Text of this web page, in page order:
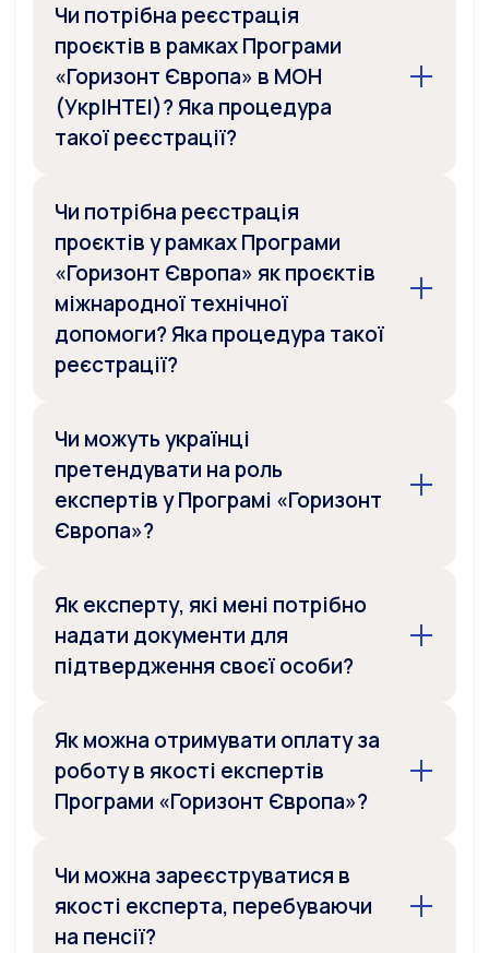
Чи потрібна реєстрація
проєктів в рамках Програми
«Горизонт Європа» в МОН
(УкрІНТЕІ)? Яка процедура
такої реєстрації?
Чи потрібна реєстрація
проєктів у рамках Програми
«Горизонт Європа» як проєктів
міжнародної технічної
допомоги? Яка процедура такої
реєстрації?
Чи можуть українці
претендувати на роль
експертів у Програмі «Горизонт
Європа»?
Як експерту, які мені потрібно
надати документи для
підтвердження своєї особи?
Як можна отримувати оплату за
роботу в якості експертів
Програми «Горизонт Європа»?
Чи можна зареєструватися в
якості експерта, перебуваючи
на пенсії?